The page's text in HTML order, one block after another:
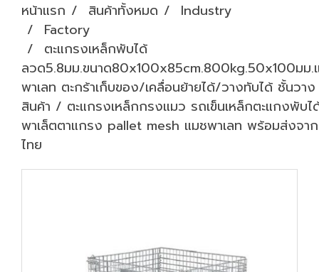
หน้าแรก สินค้าทั้งหมด
Industry
Factory
ตะแกรงเหล็กพับได้
ลวด5.8มม.ขนาด80x100x85cm.800kg.50x100มม.
พาเลท ตะกร้าเก็บของ/เคลื่อนย้ายได้/วางทับได้ ชั้นวาง
สินค้า / ตะแกรงเหล็กกรงแมว รถเข็นเหล็กตะแกงพับไ
พาเล็ตตาแกรง pallet mesh แมชพาเลท พร้อมส่งจาก
ไทย